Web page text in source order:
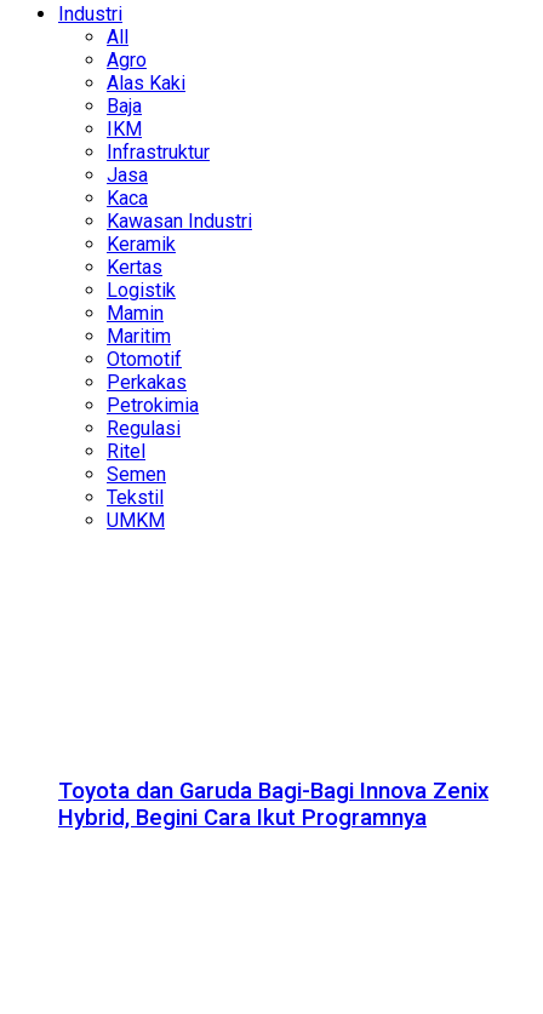
Industri
All
Agro
Alas Kaki
Baja
IKM
Infrastruktur
Jasa
Kaca
Kawasan Industri
Keramik
Kertas
Logistik
Mamin
Maritim
Otomotif
Perkakas
Petrokimia
Regulasi
Ritel
Semen
Tekstil
UMKM
Toyota dan Garuda Bagi-Bagi Innova Zenix
Hybrid, Begini Cara Ikut Programnya